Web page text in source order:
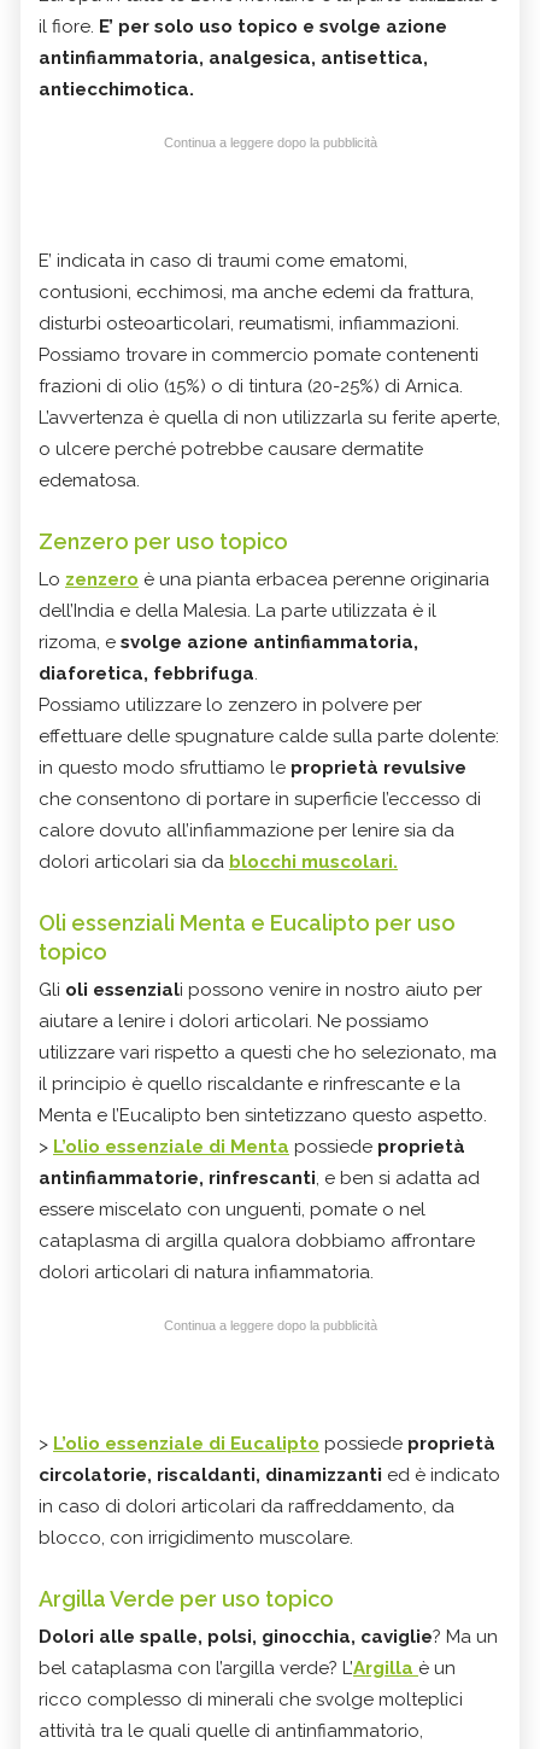
il fiore. E’ per solo uso topico e svolge azione
antinfiammatoria, analgesica, antisettica,
antiecchimotica.
Continua a leggere dopo la pubblicità
E’ indicata in caso di traumi come ematomi,
contusioni, ecchimosi, ma anche edemi da frattura,
disturbi osteoarticolari, reumatismi, infiammazioni.
Possiamo trovare in commercio pomate contenenti
frazioni di olio (15%) o di tintura (20-25%) di Arnica.
L’avvertenza è quella di non utilizzarla su ferite aperte,
o ulcere perché potrebbe causare dermatite
edematosa.
Zenzero per uso topico
Lo zenzero è una pianta erbacea perenne originaria
dell’India e della Malesia. La parte utilizzata è il
rizoma, e svolge azione antinfiammatoria,
diaforetica, febbrifuga.
Possiamo utilizzare lo zenzero in polvere per
effettuare delle spugnature calde sulla parte dolente:
in questo modo sfruttiamo le proprietà revulsive
che consentono di portare in superficie l’eccesso di
calore dovuto all’infiammazione per lenire sia da
dolori articolari sia da blocchi muscolari.
Oli essenziali Menta e Eucalipto per uso
topico
Gli oli essenziali possono venire in nostro aiuto per
aiutare a lenire i dolori articolari. Ne possiamo
utilizzare vari rispetto a questi che ho selezionato, ma
il principio è quello riscaldante e rinfrescante e la
Menta e l’Eucalipto ben sintetizzano questo aspetto.
> L’olio essenziale di Menta possiede proprietà
antinfiammatorie, rinfrescanti, e ben si adatta ad
essere miscelato con unguenti, pomate o nel
cataplasma di argilla qualora dobbiamo affrontare
dolori articolari di natura infiammatoria.
Continua a leggere dopo la pubblicità
> L’olio essenziale di Eucalipto possiede proprietà
circolatorie, riscaldanti, dinamizzanti ed è indicato
in caso di dolori articolari da raffreddamento, da
blocco, con irrigidimento muscolare.
Argilla Verde per uso topico
Dolori alle spalle, polsi, ginocchia, caviglie? Ma un
bel cataplasma con l’argilla verde? L’Argilla è un
ricco complesso di minerali che svolge molteplici
attività tra le quali quelle di antinfiammatorio,